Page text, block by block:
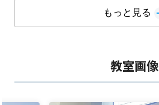
もっと見る
教室画像